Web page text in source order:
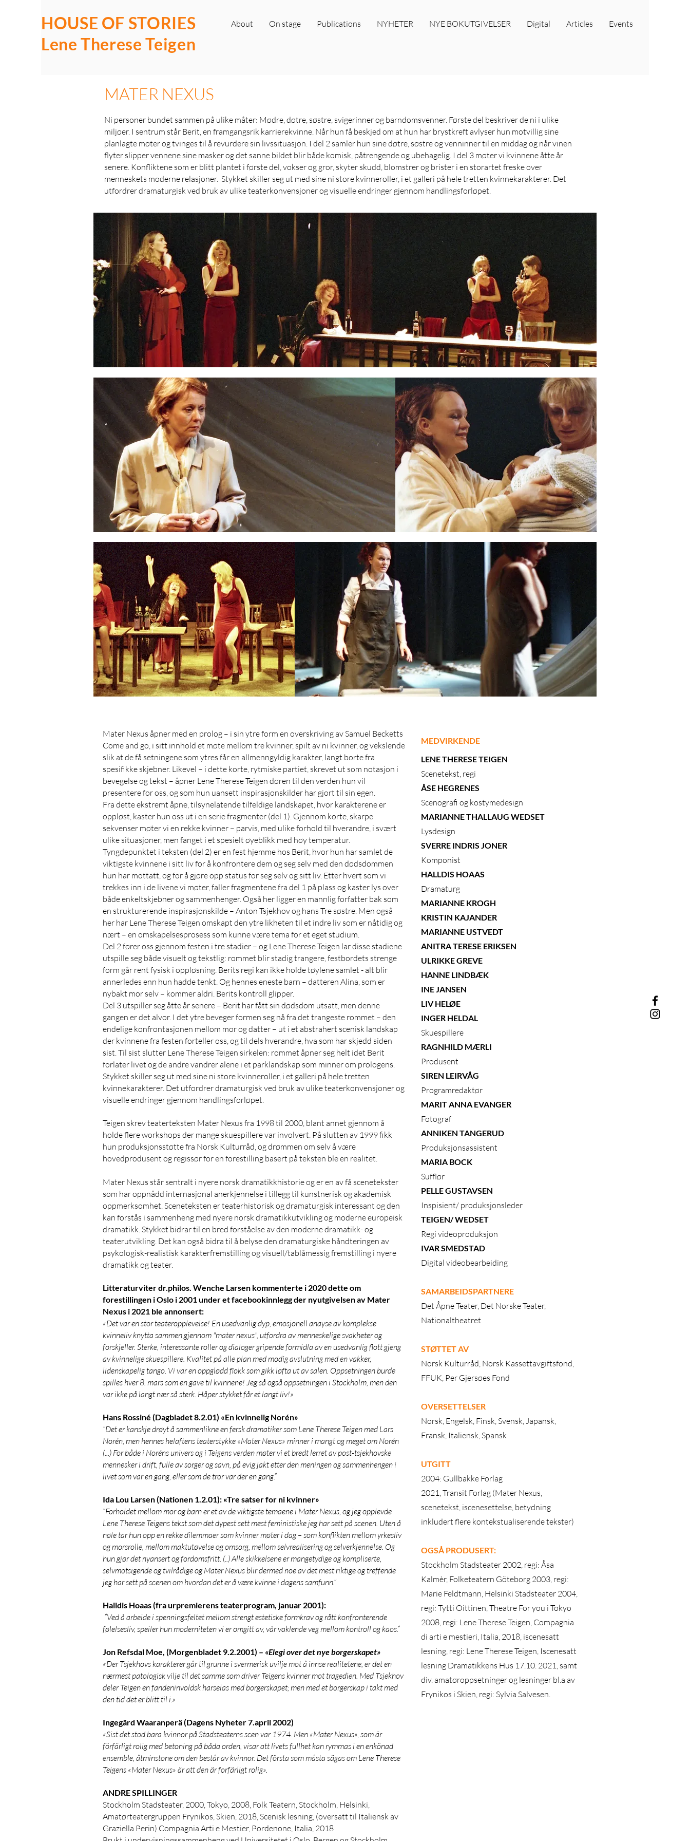
HOUSE OF STORIES
Lene Therese Teigen
About On stage Publications NYHETER NYE BOKUTGIVELSER Digital Articles Events
MATER NEXUS
Ni personer bundet sammen på ulike måter: Mødre, døtre, søstre, svigerinner og barndomsvenner. Første del beskriver de ni i ulike
miljøer. I sentrum står Berit, en framgangsrik karrierekvinne. Når hun få beskjed om at hun har brystkreft avlyser hun motvillig sine
planlagte møter og tvinges til å revurdere sin livssituasjon. I del 2 samler hun sine døtre, søstre og venninner til en middag og når vinen
flyter slipper vennene sine masker og det sanne bildet blir både komisk, påtrengende og ubehagelig. I del 3 møter vi kvinnene åtte år
senere. Konfliktene som er blitt plantet i første del, vokser og gror, skyter skudd, blomstrer og brister i en storartet freske over
menneskets moderne relasjoner. Stykket skiller seg ut med sine ni store kvinneroller, i et galleri på hele tretten kvinnekarakterer. Det
utfordrer dramaturgisk ved bruk av ulike teaterkonvensjoner og visuelle endringer gjennom handlingsforløpet.
Mater Nexus åpner med en prolog – i sin ytre form en overskriving av Samuel Becketts
Come and go, i sitt innhold et møte mellom tre kvinner, spilt av ni kvinner, og vekslende
slik at de få setningene som ytres får en allmenngyldig karakter, langt borte fra
spesifikke skjebner. Likevel – i dette korte, rytmiske partiet, skrevet ut som notasjon i
bevegelse og tekst – åpner Lene Therese Teigen døren til den verden hun vil
presentere for oss, og som hun uansett inspirasjonskilder har gjort til sin egen.
Fra dette ekstremt åpne, tilsynelatende tilfeldige landskapet, hvor karakterene er
oppløst, kaster hun oss ut i en serie fragmenter (del 1). Gjennom korte, skarpe
sekvenser møter vi en rekke kvinner – parvis, med ulike forhold til hverandre, i svært
ulike situasjoner, men fanget i et spesielt øyeblikk med høy temperatur.
Tyngdepunktet i teksten (del 2) er en fest hjemme hos Berit, hvor hun har samlet de
viktigste kvinnene i sitt liv for å konfrontere dem og seg selv med den dødsdommen
hun har mottatt, og for å gjøre opp status for seg selv og sitt liv. Etter hvert som vi
trekkes inn i de livene vi møter, faller fragmentene fra del 1 på plass og kaster lys over
både enkeltskjebner og sammenhenger. Også her ligger en mannlig forfatter bak som
en strukturerende inspirasjonskilde – Anton Tsjekhov og hans Tre søstre. Men også
her har Lene Therese Teigen omskapt den ytre likheten til et indre liv som er nåtidig og
nært – en omskapelsesprosess som kunne være tema for et eget studium.
Del 2 fører oss gjennom festen i tre stadier – og Lene Therese Teigen lar disse stadiene
utspille seg både visuelt og tekstlig: rommet blir stadig trangere, festbordets strenge
form går rent fysisk i oppløsning. Berits regi kan ikke holde tøylene samlet - alt blir
annerledes enn hun hadde tenkt. Og hennes eneste barn – datteren Alina, som er
nybakt mor selv – kommer aldri. Berits kontroll glipper.
Del 3 utspiller seg åtte år senere – Berit har fått sin dødsdom utsatt, men denne
gangen er det alvor. I det ytre beveger formen seg nå fra det trangeste rommet – den
endelige konfrontasjonen mellom mor og datter – ut i et abstrahert scenisk landskap
der kvinnene fra festen forteller oss, og til dels hverandre, hva som har skjedd siden
sist. Til sist slutter Lene Therese Teigen sirkelen: rommet åpner seg helt idet Berit
forlater livet og de andre vandrer alene i et parklandskap som minner om prologens.
Stykket skiller seg ut med sine ni store kvinneroller, i et galleri på hele tretten
kvinnekarakterer. Det utfordrer dramaturgisk ved bruk av ulike teaterkonvensjoner og
visuelle endringer gjennom handlingsforløpet.
Teigen skrev teaterteksten Mater Nexus fra 1998 til 2000, blant annet gjennom å
holde flere workshops der mange skuespillere var involvert. På slutten av 1999 fikk
hun produksjonsstøtte fra Norsk Kulturråd, og drømmen om selv å være
hovedprodusent og regissør for en forestilling basert på teksten ble en realitet.
Mater Nexus står sentralt i nyere norsk dramatikkhistorie og er en av få scenetekster
som har oppnådd internasjonal anerkjennelse i tillegg til kunstnerisk og akademisk
oppmerksomhet. Sceneteksten er teaterhistorisk og dramaturgisk interessant og den
kan forstås i sammenheng med nyere norsk dramatikkutvikling og moderne europeisk
dramatikk. Stykket bidrar til en bred forståelse av den moderne dramatikk- og
teaterutvikling. Det kan også bidra til å belyse den dramaturgiske håndteringen av
psykologisk-realistisk karakterfremstilling og visuell/tablåmessig fremstilling i nyere
dramatikk og teater.
Litteraturviter dr.philos. Wenche Larsen kommenterte i 2020 dette om
forestillingen i Oslo i 2001 under et facebookinnlegg der nyutgivelsen av Mater
Nexus i 2021 ble annonsert:
«Det var en stor teateropplevelse! En usedvanlig dyp, emosjonell anayse av komplekse
kvinneliv knytta sammen gjennom "mater nexus", utfordra av menneskelige svakheter og
forskjeller. Sterke, interessante roller og dialoger gripende formidla av en usedvanlig flott gjeng
av kvinnelige skuespillere. Kvalitet på alle plan med modig avslutning med en vakker,
lidenskapelig tango. Vi var en oppglødd flokk som gikk løfta ut av salen. Oppsetningen burde
spilles hver 8. mars som en gave til kvinnene! Jeg så også oppsetningen i Stockholm, men den
var ikke på langt nær så sterk. Håper stykket får et langt liv!»
Hans Rossiné (Dagbladet 8.2.01) «En kvinnelig Norén»
”Det er kanskje drøyt å sammenlikne en fersk dramatiker som Lene Therese Teigen med Lars
Norén, men hennes helaftens teaterstykke «Mater Nexus» minner i mangt og meget om Norén
(...) For både i Noréns univers og i Teigens verden møter vi et bredt lerret av post-tsjekhovske
mennesker i drift, fulle av sorger og savn, på evig jakt etter den meningen og sammenhengen i
livet som var en gang, eller som de tror var der en gang.”
Ida Lou Larsen (Nationen 1.2.01): «Tre satser for ni kvinner»
”Forholdet mellom mor og barn er et av de viktigste temaene i Mater Nexus, og jeg opplevde
Lene Therese Teigens tekst som det dypest sett mest feministiske jeg har sett på scenen. Uten å
nøle tar hun opp en rekke dilemmaer som kvinner møter i dag – som konflikten mellom yrkesliv
og morsrolle, mellom maktutøvelse og omsorg, mellom selvrealisering og selverkjennelse. Og
hun gjør det nyansert og fordomsfritt. (..) Alle skikkelsene er mangetydige og kompliserte,
selvmotsigende og tvilrådige og Mater Nexus blir dermed noe av det mest riktige og treffende
jeg har sett på scenen om hvordan det er å være kvinne i dagens samfunn.”
Halldis Hoaas (fra urpremierens teaterprogram, januar 2001):
”Ved å arbeide i spenningsfeltet mellom strengt estetiske formkrav og rått konfronterende
følelsesliv, speiler hun moderniteten vi er omgitt av, vår vaklende veg mellom kontroll og kaos.”
Jon Refsdal Moe, (Morgenbladet 9.2.2001) – «Elegi over det nye borgerskapet»
«Der Tsjekhovs karakterer går til grunne i svermerisk uvilje mot å innse realitetene, er det en
nærmest patologisk vilje til det samme som driver Teigens kvinner mot tragedien. Med Tsjekhov
deler Teigen en fandeninvoldsk harselas med borgerskapet; men med et borgerskap i takt med
den tid det er blitt til i.»
Ingegärd Waaranperä (Dagens Nyheter 7.april 2002)
«Sist det stod bara kvinnor på Stadsteaterns scen var 1974. Men «Mater Nexus», som är
förfärligt rolig med betoning på båda orden, visar att livets fullhet kan rymmas i en enkönad
ensemble, åtminstone om den består av kvinnor. Det första som måsta sägas om Lene Therese
Teigens «Mater Nexus» är att den är forfärligt rolig».
ANDRE SPILLINGER
Stockholm Stadsteater, 2000, Tokyo, 2008, Folk Teatern, Stockholm, Helsinki,
Amatørteatergruppen Frynikos, Skien, 2018, Scenisk lesning, (oversatt til Italiensk av
Graziella Perin) Compagnia Arti e Mestier, Pordenone, Italia, 2018
MEDVIRKENDE
LENE THERESE TEIGEN
Scenetekst, regi
ÅSE HEGRENES
Scenografi og kostymedesign
MARIANNE THALLAUG WEDSET
Lysdesign
SVERRE INDRIS JONER
Komponist
HALLDIS HOAAS
Dramaturg
MARIANNE KROGH
KRISTIN KAJANDER
MARIANNE USTVEDT
ANITRA TERESE ERIKSEN
ULRIKKE GREVE
HANNE LINDBÆK
INE JANSEN
LIV HELØE
INGER HELDAL
Skuespillere
RAGNHILD MÆRLI
Produsent
SIREN LEIRVÅG
Programredaktør
MARIT ANNA EVANGER
Fotograf
ANNIKEN TANGERUD
Produksjonsassistent
MARIA BOCK
Sufflør
PELLE GUSTAVSEN
Inspisient/ produksjonsleder
TEIGEN/ WEDSET
Regi videoproduksjon
IVAR SMEDSTAD
Digital videobearbeiding
SAMARBEIDSPARTNERE
Det Åpne Teater, Det Norske Teater,
Nationaltheatret
STØTTET AV
Norsk Kulturråd, Norsk Kassettavgiftsfond,
FFUK, Per Gjersøes Fond
OVERSETTELSER
Norsk, Engelsk, Finsk, Svensk, Japansk,
Fransk, Italiensk, Spansk
UTGITT
2004: Gullbakke Forlag
2021, Transit Forlag (Mater Nexus,
scenetekst, iscenesettelse, betydning
inkludert flere kontekstualiserende tekster)
OGSÅ PRODUSERT:
Stockholm Stadsteater 2002, regi: Åsa
Kalmèr, Folketeatern Göteborg 2003, regi:
Marie Feldtmann, Helsinki Stadsteater 2004,
regi: Tytti Oittinen,Theatre For you i Tokyo
2008, regi: Lene Therese Teigen, Compagnia
di arti e mestieri, Italia, 2018, iscenesatt
lesning, regi: Lene Therese Teigen, Iscenesatt
lesning Dramatikkens Hus 17.10. 2021, samt
div. amatøroppsetninger og lesninger bl.a av
Frynikos i Skien, regi: Sylvia Salvesen.